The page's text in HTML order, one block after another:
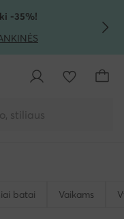
-35%!
stiliaus
batai Vaikams